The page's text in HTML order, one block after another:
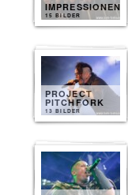
IMPRESSIONEN
15 BILDER
PROJECT
PITCHFORK
13 BILDER